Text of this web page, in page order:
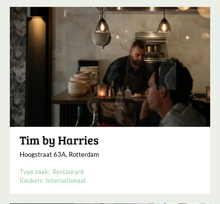
Tim by Harries
Hoogstraat 63A, Rotterdam
Type zaak: Restaurant
Keuken: Internationaal